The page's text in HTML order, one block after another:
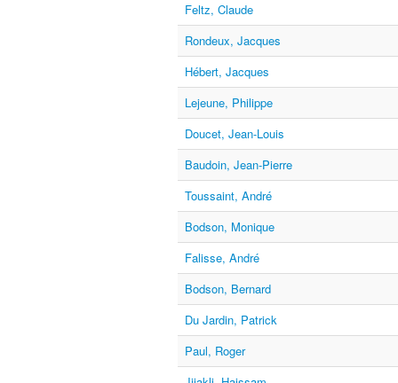
Feltz, Claude
Rondeux, Jacques
Hébert, Jacques
Lejeune, Philippe
Doucet, Jean-Louis
Baudoin, Jean-Pierre
Toussaint, André
Bodson, Monique
Falisse, André
Bodson, Bernard
Du Jardin, Patrick
Paul, Roger